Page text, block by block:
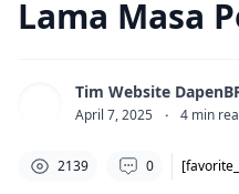
Lama Masa
Tim Website
April 7, 2025 · 4 min
2139 0